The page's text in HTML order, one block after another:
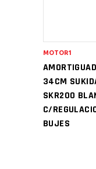
34CM
SKR200
C/
BUJES
MOTOR1